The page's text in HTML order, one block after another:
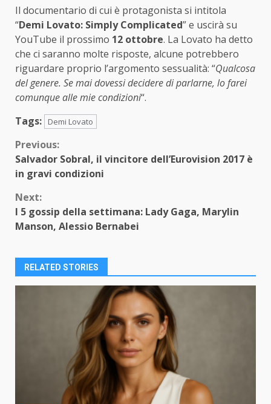
Il documentario di cui è protagonista si intitola
“Demi Lovato: Simply Complicated” e uscirà su
YouTube il prossimo 12 ottobre. La Lovato ha detto
che ci saranno molte risposte, alcune potrebbero
riguardare proprio l’argomento sessualità: “Qualcosa
del genere. Se mai dovessi decidere di parlarne, lo farei
comunque alle mie condizioni“.
Tags:
Demi Lovato
Continue
Reading
Previous:
Salvador Sobral, il vincitore dell’Eurovision 2017 è
in gravi condizioni
Next:
I 5 gossip della settimana: Lady Gaga, Marylin
Manson, Alessio Bernabei
RELATED STORIES